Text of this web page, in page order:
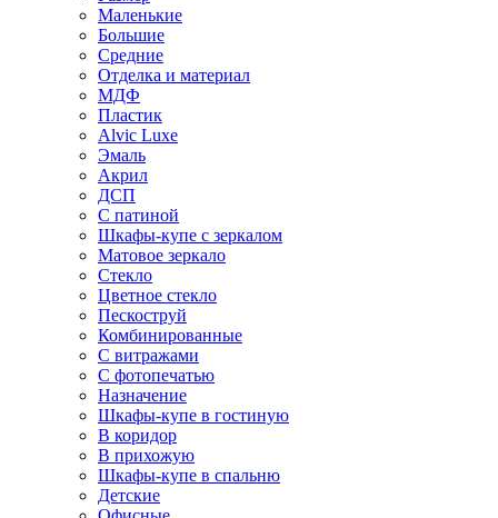
Маленькие
Большие
Средние
Отделка и материал
МДФ
Пластик
Alvic Luxe
Эмаль
Акрил
ДСП
С патиной
Шкафы-купе с зеркалом
Матовое зеркало
Стекло
Цветное стекло
Пескоструй
Комбинированные
С витражами
С фотопечатью
Назначение
Шкафы-купе в гостиную
В коридор
В прихожую
Шкафы-купе в спальню
Детские